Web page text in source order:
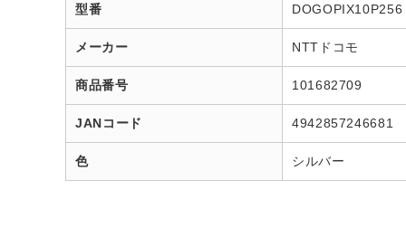
型番 DOGOPIX10P256
メーカー NTTドコモ
商品番号 101682709
JANコード 4942857246681
色 シルバー